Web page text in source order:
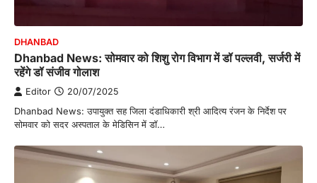
DHANBAD
Dhanbad News: सोमवार को शिशु रोग विभाग में डॉ पल्लवी, सर्जरी में
रहेंगे डॉ संजीव गोलाश
Editor 20/07/2025
Dhanbad News: उपायुक्त सह जिला दंडाधिकारी श्री आदित्य रंजन के निर्देश पर
सोमवार को सदर अस्पताल के मेडिसिन में डॉ…